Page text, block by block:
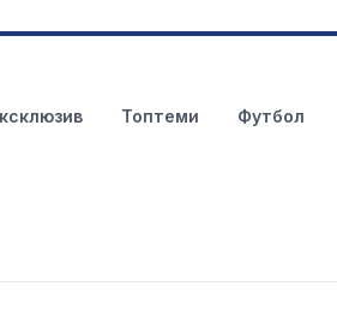
Топтеми Футбол